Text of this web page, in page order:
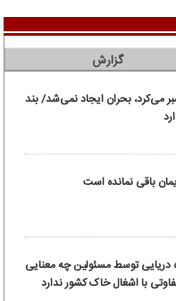
گزارش
۱۵ روز صبر می‌کرد، بحران ایجاد نمی‌شد/ بند
باقی نمانده است
دریایی توسط مسئولین چه معنایی
با اشغال خاک کشور ندارد